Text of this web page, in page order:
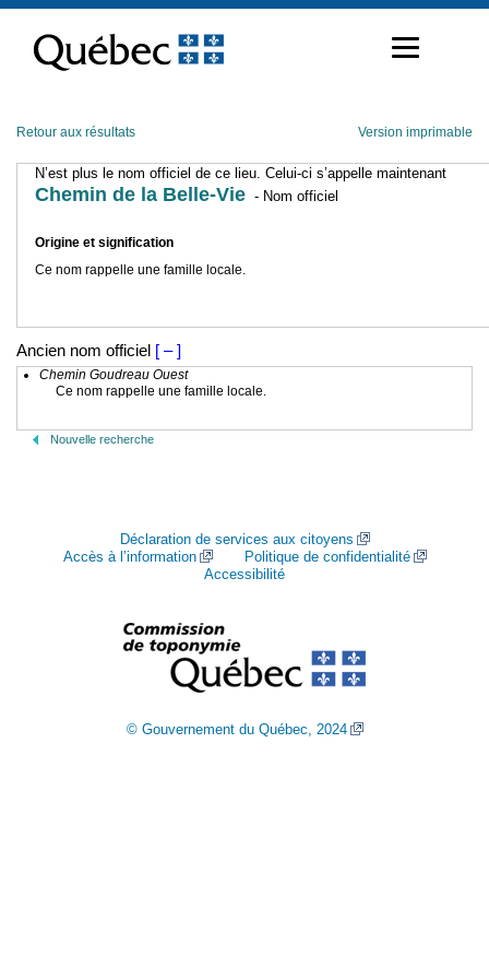
contenu
Retour aux résultats Version imprimable
N’est plus le nom officiel de ce lieu. Celui-ci s’appelle maintenant
Chemin de la Belle-Vie - Nom officiel
Origine et signification
Ce nom rappelle une famille locale.
Ancien nom officiel [ – ]
Chemin Goudreau Ouest
Ce nom rappelle une famille locale.
Nouvelle recherche
Déclaration de services aux citoyens
Accès à l’information
Politique de confidentialité
Accessibilité
© Gouvernement du Québec, 2024